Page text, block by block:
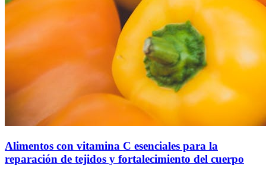
Alimentos con vitamina C esenciales para la
reparación de tejidos y fortalecimiento del cuerpo